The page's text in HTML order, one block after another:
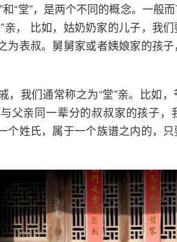
“堂”，是两个不同的概念。一般
亲， 比如，姑奶奶家的儿子，我
为表叔。舅舅家或者姨娘家的孩
，我们通常称之为“堂”亲。比如
父亲同一辈分的叔叔家的孩子，
个姓氏，属于一个族谱之内的，